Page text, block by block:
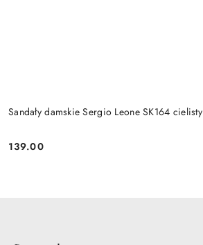
Sandały damskie Sergio Leone SK164 cielisty
Cena:
139.00